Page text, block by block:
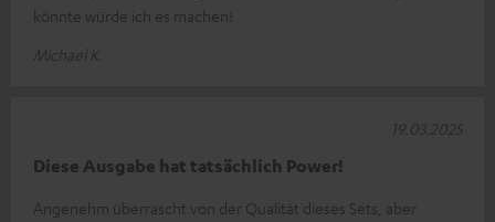
könnte würde ich es machen!
Michael K.
Diese Ausgabe hat tatsächlich Power!
Angenehm überrascht von der Qualität dieses Sets, aber
19.03.2025